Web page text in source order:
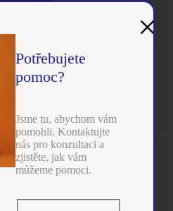
Potřebujete
pomoc?
Jsme tu, abychom vám
pomohli. Kontaktujte
nás pro konzultaci a
zjistěte, jak vám
můžeme pomoci.
×